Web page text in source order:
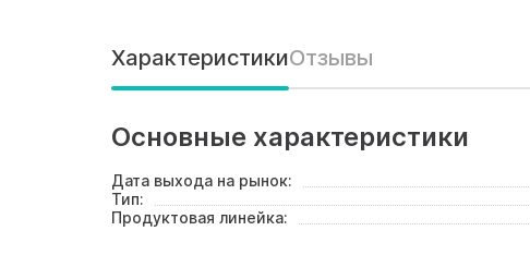
ХарактеристикиОтзывы
Основные характеристики
Дата выхода на рынок:
Тип:
Продуктовая линейка: